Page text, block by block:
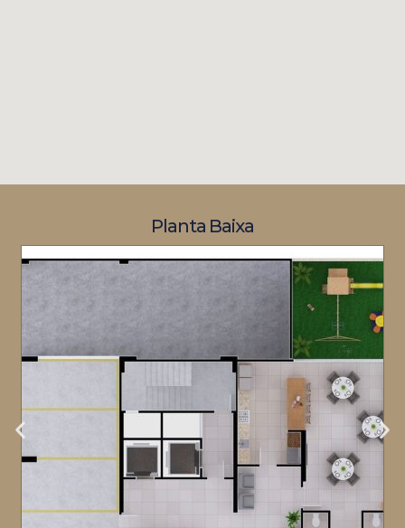
Planta Baixa